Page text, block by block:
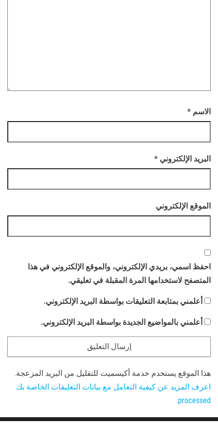
الاسم *
البريد الإلكتروني *
الموقع الإلكتروني
احفظ اسمي، بريدي الإلكتروني، والموقع الإلكتروني في هذا
المتصفح لاستخدامها المرة المقبلة في تعليقي.
أعلمني بمتابعة التعليقات بواسطة البريد الإلكتروني.
أعلمني بالمواضيع الجديدة بواسطة البريد الإلكتروني.
هذا الموقع يستخدم خدمة أكيسميت للتقليل من البريد المزعجة.
اعرف المزيد عن كيفية التعامل مع بيانات التعليقات الخاصة بك
processed
.